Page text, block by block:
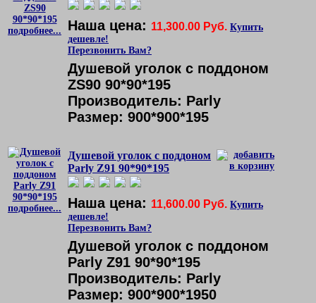
подробнее... Наша цена: 11,300.00 Руб. Купить
дешевле!
Перезвонить Вам?
Душевой уголок с поддоном
ZS90 90*90*195
Производитель: Parly
Размер: 900*900*195
подробнее...
Душевой уголок с поддоном
Parly Z91 90*90*195
Наша цена: 11,600.00 Руб. Купить
дешевле!
Перезвонить Вам?
Душевой уголок с поддоном
Parly Z91 90*90*195
Производитель: Parly
Размер: 900*900*1950